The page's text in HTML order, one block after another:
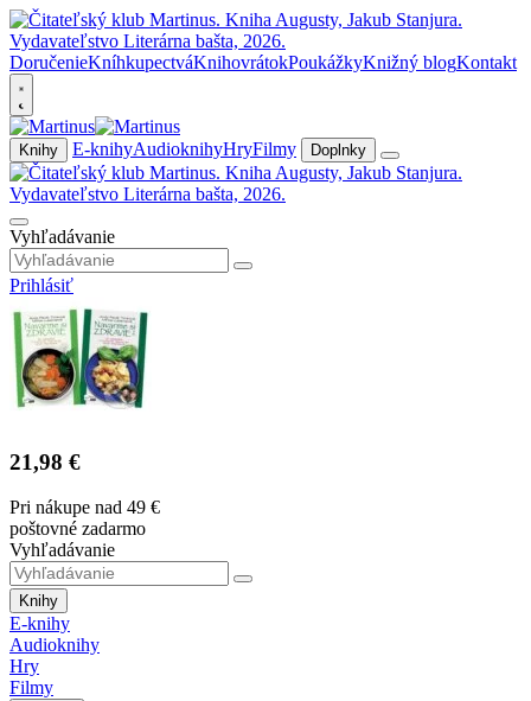
DoručenieKníhkupectváKnihovrátokPoukážkyKnižný blogKontakt
Knihy E-knihyAudioknihyHryFilmy Doplnky
Vyhľadávanie
Prihlásiť
21,98 €
Pri nákupe nad 49 €
poštovné zadarmo
Vyhľadávanie
Knihy
E-knihy
Audioknihy
Hry
Filmy